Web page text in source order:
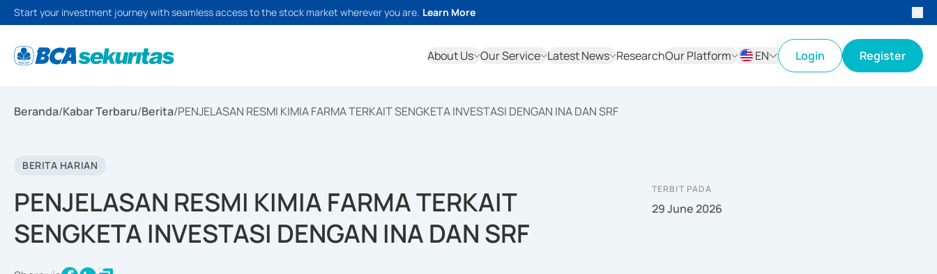
Start your investment journey with seamless access to the stock market wherever you are. Learn More
About Us Our Service Latest News ResearchOur Platform
EN
Login Register
Beranda/Kabar Terbaru/Berita/PENJELASAN RESMI KIMIA FARMA TERKAIT SENGKETA INVESTASI DENGAN INA DAN SRF
BERITA HARIAN
PENJELASAN RESMI KIMIA FARMA TERKAIT
SENGKETA INVESTASI DENGAN INA DAN SRF
TERBIT PADA
29 June 2026